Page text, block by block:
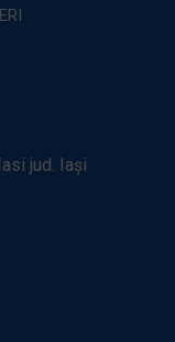
jud. Iași